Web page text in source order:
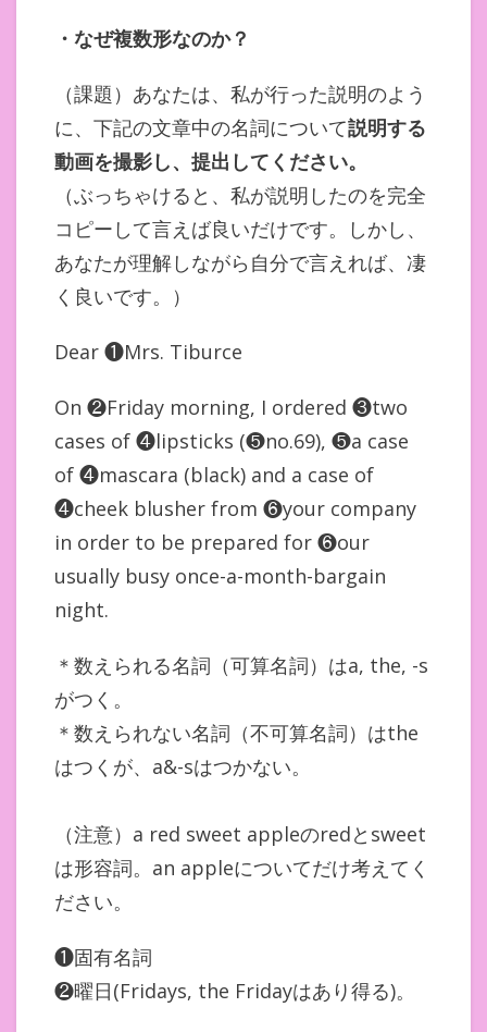
・なぜ複数形なのか？
（課題）あなたは、私が行った説明のよう
に、下記の文章中の名詞について説明する
動画を撮影し、提出してください。
（ぶっちゃけると、私が説明したのを完全
コピーして言えば良いだけです。しかし、
あなたが理解しながら自分で言えれば、凄
く良いです。）
Dear ❶Mrs. Tiburce
On ❷Friday morning, I ordered ❸two
cases of ❹lipsticks (❺no.69), ❺a case
of ❹mascara (black) and a case of
❹cheek blusher from ❻your company
in order to be prepared for ❻our
usually busy once-a-month-bargain
night.
＊数えられる名詞（可算名詞）はa, the, -s
がつく。
＊数えられない名詞（不可算名詞）はthe
はつくが、a&-sはつかない。
（注意）a red sweet appleのredとsweet
は形容詞。an appleについてだけ考えてく
ださい。
❶固有名詞
❷曜日(Fridays, the Fridayはあり得る)。